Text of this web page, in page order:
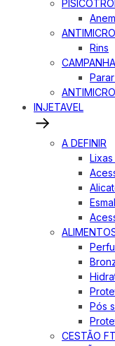
Rins
INJETAVEL
A DEFINIR
Pós
CESTÃO